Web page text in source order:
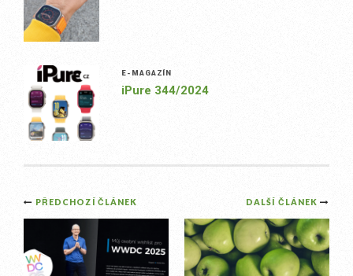
E-MAGAZÍN
iPure 344/2024
Post
navigation
DALŠÍ ČLÁNEK
PŘEDCHOZÍ ČLÁNEK